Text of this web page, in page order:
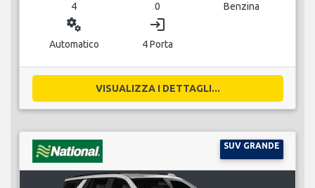
4 0 Benzina
miscellaneous_services
Automatico
login
4 Porta
VISUALIZZA I DETTAGLI...
SUV GRANDE